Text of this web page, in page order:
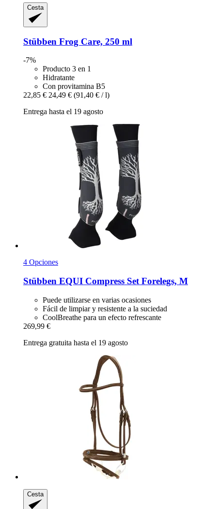
Cesta
Stübben Frog Care, 250 ml
-7%
Producto 3 en 1
Hidratante
Con provitamina B5
22,85 € 24,49 € (91,40 € / l)
Entrega hasta el 19 agosto
4 Opciones
Stübben EQUI Compress Set Forelegs, M
Puede utilizarse en varias ocasiones
Fácil de limpiar y resistente a la suciedad
CoolBreathe para un efecto refrescante
269,99 €
Entrega gratuita hasta el 19 agosto
Cesta